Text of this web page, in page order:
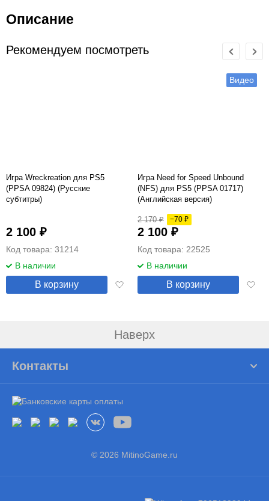
Описание
Рекомендуем посмотреть
Игра Wreckreation для PS5
(PPSA 09824) (Русские
субтитры)
2 100 ₽
Код товара: 31214
В наличии
Добавить
В корзину
Видео
Игра Need for Speed Unbound
(NFS) для PS5 (PPSA 01717)
(Английская версия)
2 170 ₽ −70 ₽
2 100 ₽
Код товара: 22525
В наличии
В корзину
Наверх
Контакты
© 2026 MitinoGame.ru